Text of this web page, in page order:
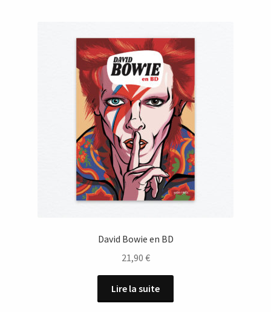
David Bowie en BD
21,90 €
Lire la suite